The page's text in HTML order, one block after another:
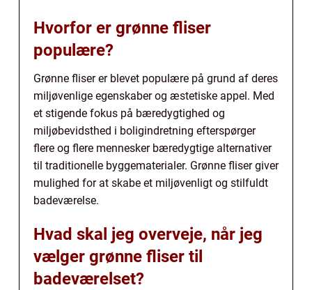
Hvorfor er grønne fliser
populære?
Grønne fliser er blevet populære på grund af deres
miljøvenlige egenskaber og æstetiske appel. Med
et stigende fokus på bæredygtighed og
miljøbevidsthed i boligindretning efterspørger
flere og flere mennesker bæredygtige alternativer
til traditionelle byggematerialer. Grønne fliser giver
mulighed for at skabe et miljøvenligt og stilfuldt
badeværelse.
Hvad skal jeg overveje, når jeg
vælger grønne fliser til
badeværelset?